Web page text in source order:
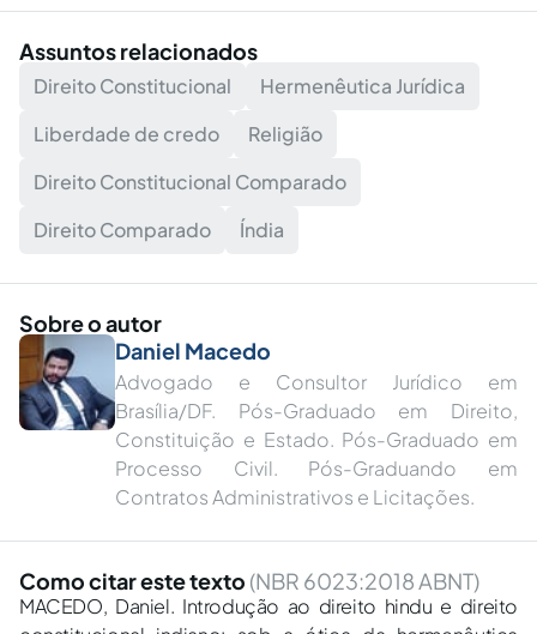
Assuntos relacionados
Direito Constitucional
Hermenêutica Jurídica
Liberdade de credo
Religião
Direito Constitucional Comparado
Direito Comparado
Índia
Sobre o autor
Daniel Macedo
Advogado e Consultor Jurídico em
Brasília/DF. Pós-Graduado em Direito,
Constituição e Estado. Pós-Graduado em
Processo Civil. Pós-Graduando em
Contratos Administrativos e Licitações.
Como citar este texto (NBR 6023:2018 ABNT)
MACEDO, Daniel. Introdução ao direito hindu e direito